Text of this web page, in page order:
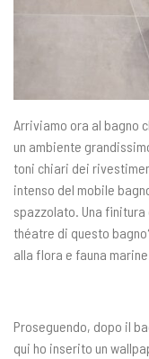
Arriviamo ora al bagno
un ambiente
toni chiari dei
intenso del mobile
spazzolato. Una
théatre di questo
alla flora e fauna
Proseguendo, dopo il
qui ho inserito un